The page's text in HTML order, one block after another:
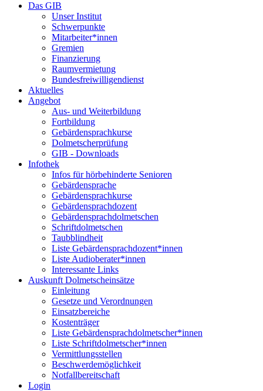
Das GIB
Unser Institut
Schwerpunkte
Mitarbeiter*innen
Gremien
Finanzierung
Raumvermietung
Bundesfreiwilligendienst
Aktuelles
Angebot
Aus- und Weiterbildung
Fortbildung
Gebärdensprachkurse
Dolmetscherprüfung
GIB - Downloads
Infothek
Infos für hörbehinderte Senioren
Gebärdensprache
Gebärdensprachkurse
Gebärdensprachdozent
Gebärdensprachdolmetschen
Schriftdolmetschen
Taubblindheit
Liste Gebärdensprachdozent*innen
Liste Audioberater*innen
Interessante Links
Auskunft Dolmetscheinsätze
Einleitung
Gesetze und Verordnungen
Einsatzbereiche
Kostenträger
Liste Gebärdensprachdolmetscher*innen
Liste Schriftdolmetscher*innen
Vermittlungsstellen
Beschwerdemöglichkeit
Notfallbereitschaft
Login